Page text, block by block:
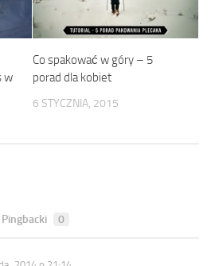
w
Co spakować w góry – 5
porad dla kobiet
6 STYCZNIA, 2015
Pingbacki 0